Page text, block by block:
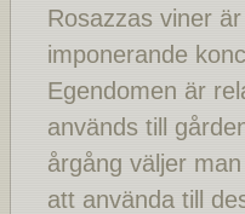
Rosazzas viner
imponerande
Egendomen är
används till
årgång väljer
att använda till